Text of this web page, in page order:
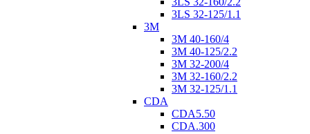
3LS 32-125/1.1
3M
3M 40-160/4
3M 40-125/2.2
3M 32-200/4
3M 32-160/2.2
3M 32-125/1.1
CDA
CDA5.50
CDA.300